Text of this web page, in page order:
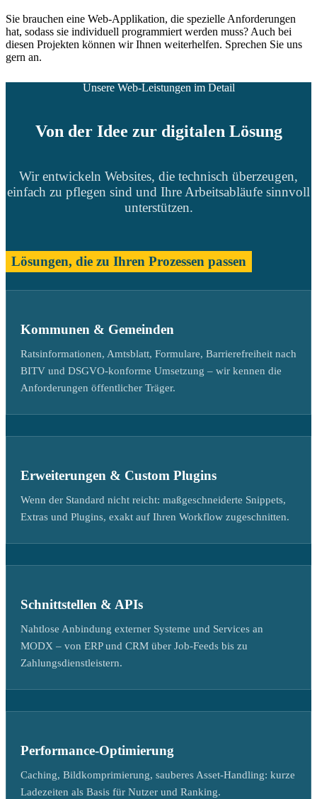
Sie brauchen eine Web-Applikation, die spezielle Anforderungen
hat, sodass sie individuell programmiert werden muss? Auch bei
diesen Projekten können wir Ihnen weiterhelfen. Sprechen Sie uns
gern an.
Unsere Web-Leistungen im Detail
Von der Idee zur digitalen Lösung
Wir entwickeln Websites, die technisch überzeugen,
einfach zu pflegen sind und Ihre Arbeitsabläufe sinnvoll
unterstützen.
Lösungen, die zu Ihren Prozessen passen
Kommunen & Gemeinden
Ratsinformationen, Amtsblatt, Formulare, Barrierefreiheit nach
BITV und DSGVO-konforme Umsetzung – wir kennen die
Anforderungen öffentlicher Träger.
Erweiterungen & Custom Plugins
Wenn der Standard nicht reicht: maßgeschneiderte Snippets,
Extras und Plugins, exakt auf Ihren Workflow zugeschnitten.
Schnittstellen & APIs
Nahtlose Anbindung externer Systeme und Services an
MODX – von ERP und CRM über Job-Feeds bis zu
Zahlungsdienstleistern.
Performance-Optimierung
Caching, Bildkomprimierung, sauberes Asset-Handling: kurze
Ladezeiten als Basis für Nutzer und Ranking.